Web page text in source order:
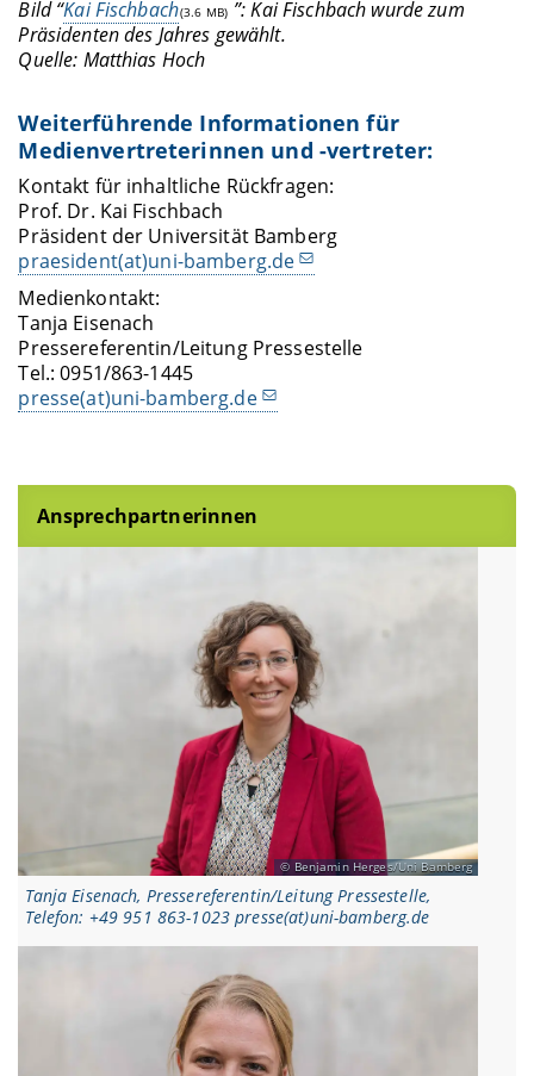
Bild “Kai Fischbach(3.6 MB) ”: Kai Fischbach wurde zum
Präsidenten des Jahres gewählt.
Quelle: Matthias Hoch
Weiterführende Informationen für
Medienvertreterinnen und -vertreter:
Kontakt für inhaltliche Rückfragen:
Prof. Dr. Kai Fischbach
Präsident der Universität Bamberg
praesident(at)uni-bamberg.de
Medienkontakt:
Tanja Eisenach
Pressereferentin/Leitung Pressestelle
Tel.: 0951/863-1445
presse(at)uni-bamberg.de
Ansprechpartnerinnen
Benjamin Herges/Uni Bamberg
Tanja Eisenach, Pressereferentin/Leitung Pressestelle,
Telefon: +49 951 863-1023 presse(at)uni-bamberg.de